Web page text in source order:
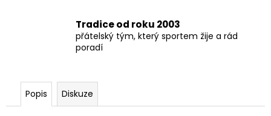
Tradice od roku 2003
přátelský tým, který sportem žije a rád
poradí
Popis Diskuze